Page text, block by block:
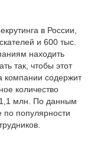
в России,
и 600 тыс.
находить
так, чтобы этот
содержит
количество
1,1 млн. По данным
по популярности